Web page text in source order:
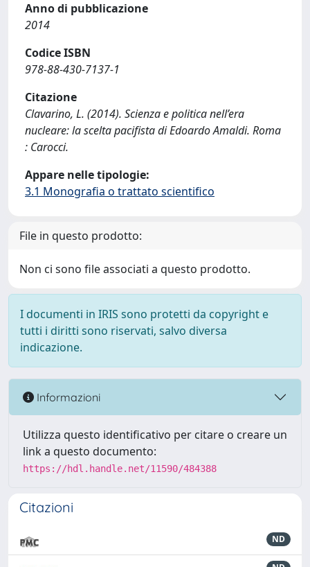
Anno di pubblicazione
2014
Codice ISBN
978-88-430-7137-1
Citazione
Clavarino, L. (2014). Scienza e politica nell’era
nucleare: la scelta pacifista di Edoardo Amaldi. Roma
: Carocci.
Appare nelle tipologie:
3.1 Monografia o trattato scientifico
File in questo prodotto:
Non ci sono file associati a questo prodotto.
I documenti in IRIS sono protetti da copyright e
tutti i diritti sono riservati, salvo diversa
indicazione.
Informazioni
Utilizza questo identificativo per citare o creare un
link a questo documento:
https://hdl.handle.net/11590/484388
Citazioni
ND